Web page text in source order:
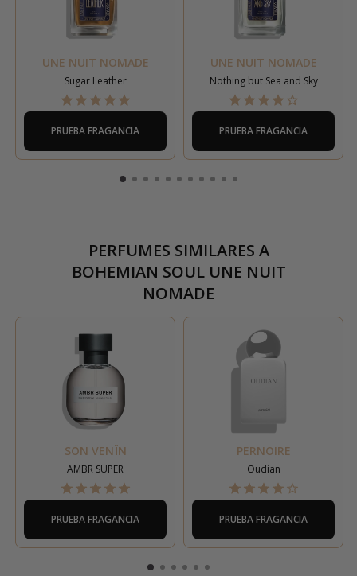
UNE NUIT NOMADE
Sugar Leather
PRUEBA FRAGANCIA
UNE NUIT NOMADE
Nothing but Sea and Sky
PRUEBA FRAGANCIA
PERFUMES SIMILARES A
BOHEMIAN SOUL UNE NUIT
NOMADE
SON VENÏN
AMBR SUPER
PRUEBA FRAGANCIA
PERNOIRE
Oudian
PRUEBA FRAGANCIA